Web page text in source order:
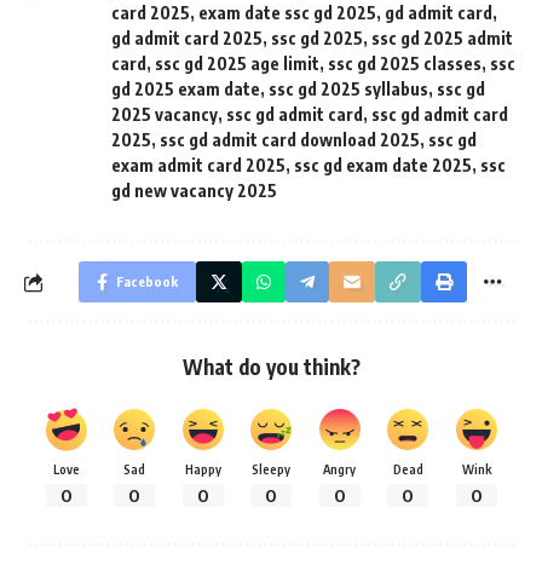
card 2025, exam date ssc gd 2025, gd admit card,
gd admit card 2025, ssc gd 2025, ssc gd 2025 admit
card, ssc gd 2025 age limit, ssc gd 2025 classes, ssc
gd 2025 exam date, ssc gd 2025 syllabus, ssc gd
2025 vacancy, ssc gd admit card, ssc gd admit card
2025, ssc gd admit card download 2025, ssc gd
exam admit card 2025, ssc gd exam date 2025, ssc
gd new vacancy 2025
Facebook
What do you think?
Love
0
Sad
0
Happy
0
Sleepy
0
Angry
0
Dead
0
Wink
0